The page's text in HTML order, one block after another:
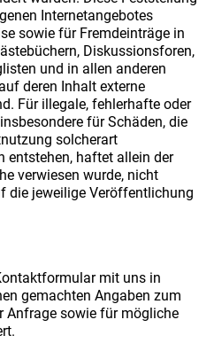
Internetangebotes
sowie für Fremdeinträge in
Diskussionsforen,
und in allen anderen
deren Inhalt externe
Für illegale, fehlerhafte oder
für Schäden, die
solcherart
entstehen, haftet allein der
verwiesen wurde, nicht
die jeweilige Veröffentlichung
mit uns in
gemachten Angaben zum
Anfrage sowie für mögliche